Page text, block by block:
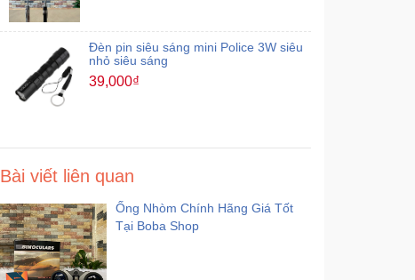
Đèn pin siêu sáng mini Police 3W siêu
nhỏ siêu sáng
39,000₫
Bài viết liên quan
Ống Nhòm Chính Hãng Giá Tốt
Tại Boba Shop